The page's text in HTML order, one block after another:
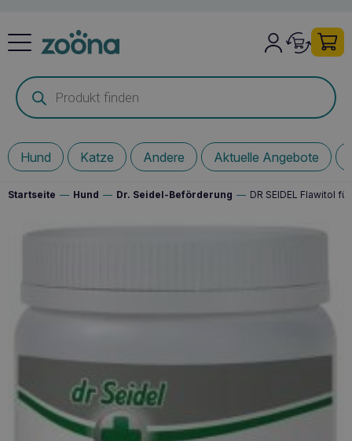
Products
search
Hund Katze Andere Aktuelle Angebote
Startseite — Hund — Dr. Seidel-Beförderung — DR SEIDEL Flawitol